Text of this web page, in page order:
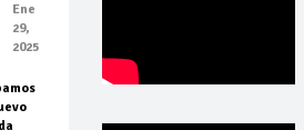
Ene
29,
2025